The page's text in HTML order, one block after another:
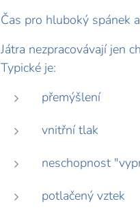
Čas pro hluboký spánek
Játra nezpracovávají jen
Typické je:
přemýšlení
vnitřní tlak
neschopnost
potlačený vztek